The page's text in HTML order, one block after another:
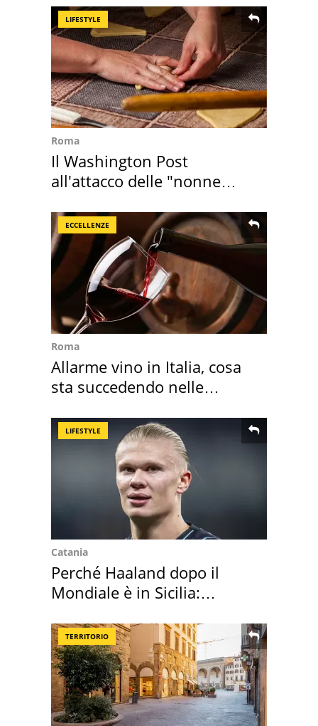
LIFESTYLE
Roma
Il Washington Post
all'attacco delle "nonne
ECCELLENZE
Roma
Allarme vino in Italia, cosa
sta succedendo nelle
LIFESTYLE
Catania
Perché Haaland dopo il
Mondiale è in Sicilia:
TERRITORIO